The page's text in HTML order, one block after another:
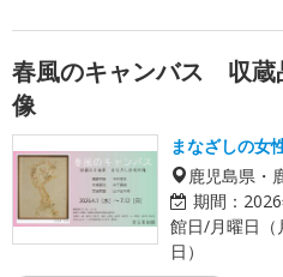
春風のキャンバス 収蔵
像
まなざしの女
鹿児島県・
期間：
館日/月曜日（
日）